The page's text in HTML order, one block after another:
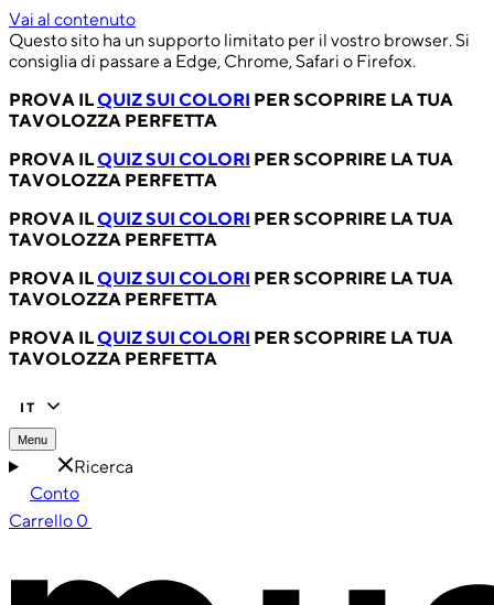
Vai al contenuto
Questo sito ha un supporto limitato per il vostro browser. Si
consiglia di passare a Edge, Chrome, Safari o Firefox.
PROVA ILQUIZ SUI COLORI PER SCOPRIRE LA TUA
TAVOLOZZA PERFETTA
PROVA ILQUIZ SUI COLORI PER SCOPRIRE LA TUA
TAVOLOZZA PERFETTA
PROVA ILQUIZ SUI COLORI PER SCOPRIRE LA TUA
TAVOLOZZA PERFETTA
PROVA ILQUIZ SUI COLORI PER SCOPRIRE LA TUA
TAVOLOZZA PERFETTA
PROVA ILQUIZ SUI COLORI PER SCOPRIRE LA TUA
TAVOLOZZA PERFETTA
IT
Menu
Ricerca
Conto
Carrello 0